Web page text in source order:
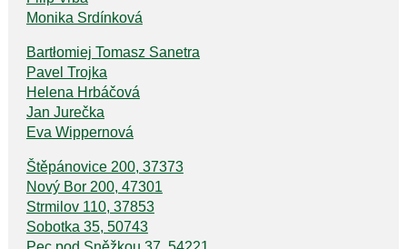
Monika Srdínková
Bartłomiej Tomasz Sanetra
Pavel Trojka
Helena Hrbáčová
Jan Jurečka
Eva Wippernová
Štěpánovice 200, 37373
Nový Bor 200, 47301
Strmilov 110, 37853
Sobotka 35, 50743